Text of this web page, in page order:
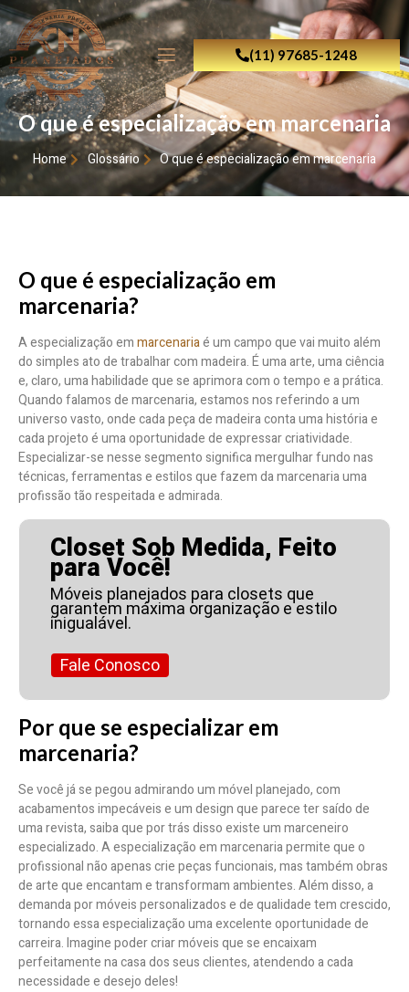
(11) 97685-1248
O que é especialização em marcenaria
Home Glossário O que é especialização em marcenaria
O que é especialização em
marcenaria?
A especialização emmarcenariaé um campo que vai muito além
do simples ato de trabalhar com madeira. É uma arte, uma ciência
e, claro, uma habilidade que se aprimora com o tempo e a prática.
Quando falamos de marcenaria, estamos nos referindo a um
universo vasto, onde cada peça de madeira conta uma história e
cada projeto é uma oportunidade de expressar criatividade.
Especializar-se nesse segmento significa mergulhar fundo nas
técnicas, ferramentas e estilos que fazem da marcenaria uma
profissão tão respeitada e admirada.
Closet Sob Medida, Feito
para Você!
Móveis planejados para closets que
garantem máxima organização e estilo
inigualável.
Fale Conosco
Por que se especializar em
marcenaria?
Se você já se pegou admirando um móvel planejado, com
acabamentos impecáveis e um design que parece ter saído de
uma revista, saiba que por trás disso existe um marceneiro
especializado. A especialização em marcenaria permite que o
profissional não apenas crie peças funcionais, mas também obras
de arte que encantam e transformam ambientes. Além disso, a
demanda por móveis personalizados e de qualidade tem crescido,
tornando essa especialização uma excelente oportunidade de
carreira. Imagine poder criar móveis que se encaixam
perfeitamente na casa dos seus clientes, atendendo a cada
necessidade e desejo deles!